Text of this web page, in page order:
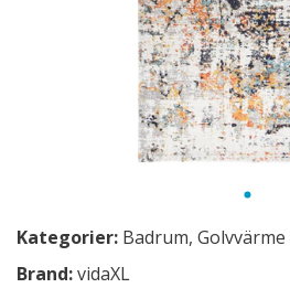
Kategorier: Badrum, Golvvärme
Brand:vidaXL